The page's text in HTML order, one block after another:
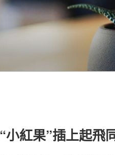
小紅果”插上起飛